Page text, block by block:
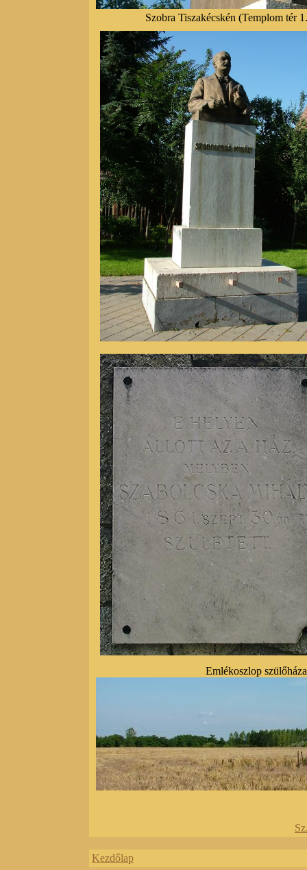
Szobra Tiszakécskén (Templom tér
Emlékoszlop
Kezdőlap